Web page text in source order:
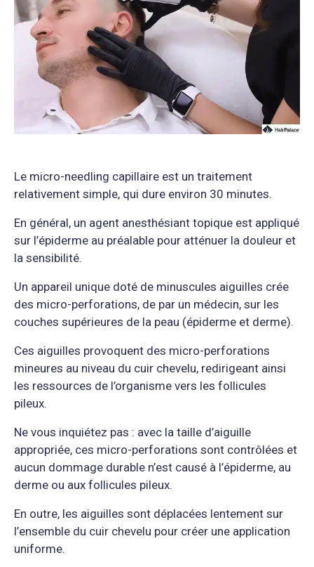
Le micro-needling capillaire est un traitement
relativement simple, qui dure environ 30 minutes.
En général, un agent anesthésiant topique est appliqué
sur l’épiderme au préalable pour atténuer la douleur et
la sensibilité.
Un appareil unique doté de minuscules aiguilles crée
des micro-perforations, de par un médecin, sur les
couches supérieures de la peau (épiderme et derme).
Ces aiguilles provoquent des micro-perforations
mineures au niveau du cuir chevelu, redirigeant ainsi
les ressources de l’organisme vers les follicules
pileux.
Ne vous inquiétez pas : avec la taille d’aiguille
appropriée, ces micro-perforations sont contrôlées et
aucun dommage durable n’est causé à l’épiderme, au
derme ou aux follicules pileux.
En outre, les aiguilles sont déplacées lentement sur
l’ensemble du cuir chevelu pour créer une application
uniforme.